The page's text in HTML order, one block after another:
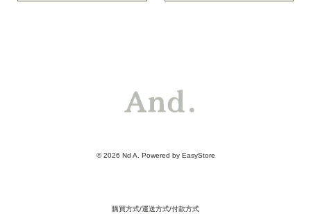
© 2026 Nd A. Powered by EasyStore
購買方式/運送方式/付款方式